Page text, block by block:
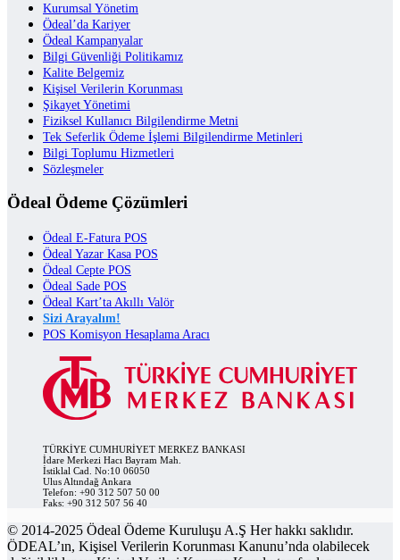
Kurumsal Yönetim
Ödeal’da Kariyer
Ödeal Kampanyalar
Bilgi Güvenliği Politikamız
Kalite Belgemiz
Kişisel Verilerin Korunması
Şikayet Yönetimi
Fiziksel Kullanıcı Bilgilendirme Metni
Tek Seferlik Ödeme İşlemi Bilgilendirme Metinleri
Bilgi Toplumu Hizmetleri
Sözleşmeler
Ödeal Ödeme Çözümleri
Ödeal E-Fatura POS
Ödeal Yazar Kasa POS
Ödeal Cepte POS
Ödeal Sade POS
Ödeal Kart’ta Akıllı Valör
Sizi Arayalım!
POS Komisyon Hesaplama Aracı
TÜRKİYE CUMHURİYET MERKEZ BANKASI
İdare Merkezi Hacı Bayram Mah.
İstiklal Cad. No:10 06050
Ulus Altındağ Ankara
Telefon: +90 312 507 50 00
Faks: +90 312 507 56 40
© 2014-2025 Ödeal Ödeme Kuruluşu A.Ş Her hakkı saklıdır.
ÖDEAL’ın, Kişisel Verilerin Korunması Kanunu’nda olabilecek